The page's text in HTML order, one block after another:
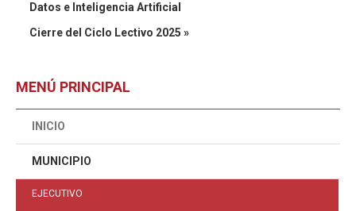
Datos e Inteligencia Artificial
Cierre del Ciclo Lectivo 2025 »
MENÚ PRINCIPAL
INICIO
MUNICIPIO
EJECUTIVO